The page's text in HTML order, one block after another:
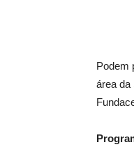
Podem
área da